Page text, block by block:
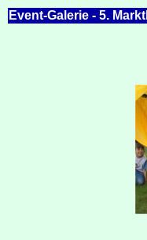
Event-Galerie - 5.